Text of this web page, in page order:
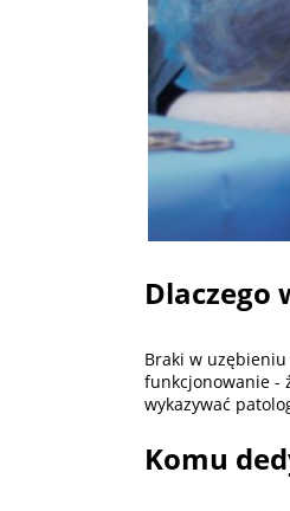
Dlaczego
Braki w
funkcjonowanie -
wykazywać
Komu